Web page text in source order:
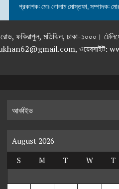
প্রকাশক: মোঃ গোলাম মোস্তফা, সম্পাদক: মোঃ
সার্কুলার রোড, ফকিরাপুল, মতিঝিল,
ওয়েবসাইট:
আর্কাইভ
August 2026
S
M T W T